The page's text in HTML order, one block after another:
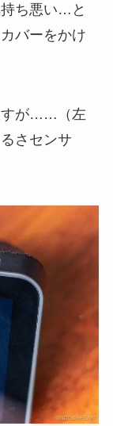
ち悪い…と
バーをかけ
すが……（左
さセンサ